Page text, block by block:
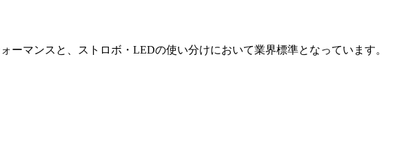
マンスと、ストロボ・LEDの使い分けにおいて業界標準となっています。